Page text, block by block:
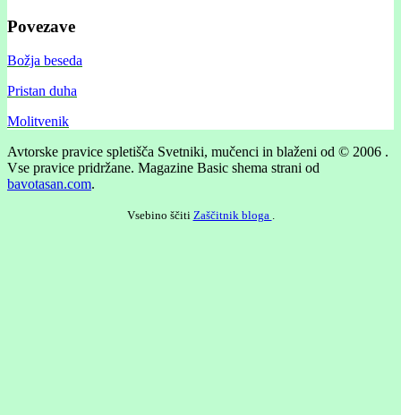
Povezave
Božja beseda
Pristan duha
Molitvenik
Avtorske pravice spletišča Svetniki, mučenci in blaženi od © 2006 .
Vse pravice pridržane. Magazine Basic shema strani od
bavotasan.com.
Vsebino ščiti Zaščitnik bloga .